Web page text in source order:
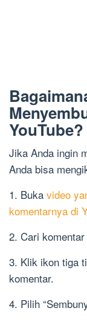
YouTube?
Jika Anda ingin
Anda bisa
1. Buka video
komentarnya di
2. Cari
3. Klik ikon tiga
komentar.
4. Pilih